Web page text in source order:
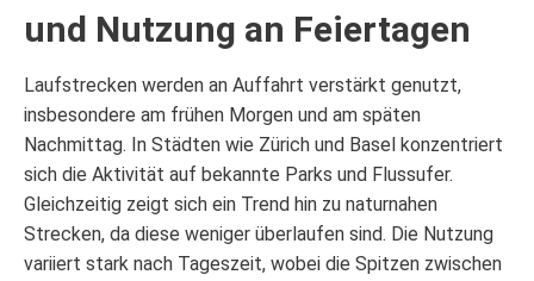
und Nutzung an Feiertagen
Laufstrecken werden an Auffahrt verstärkt genutzt,
insbesondere am frühen Morgen und am späten
Nachmittag. In Städten wie Zürich und Basel konzentriert
sich die Aktivität auf bekannte Parks und Flussufer.
Gleichzeitig zeigt sich ein Trend hin zu naturnahen
Strecken, da diese weniger überlaufen sind. Die Nutzung
variiert stark nach Tageszeit, wobei die Spitzen zwischen